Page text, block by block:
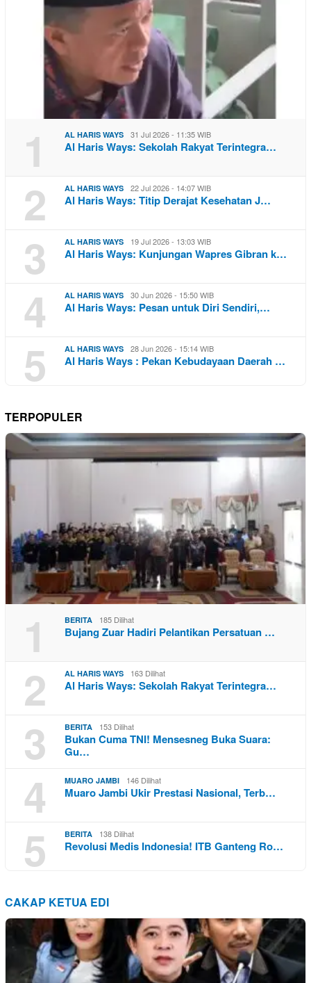
1 AL HARIS WAYS 31 Jul 2026 - 11:35 WIB
Al Haris Ways: Sekolah Rakyat Terintegra…
2 AL HARIS WAYS 22 Jul 2026 - 14:07 WIB
Al Haris Ways: Titip Derajat Kesehatan J…
3 AL HARIS WAYS 19 Jul 2026 - 13:03 WIB
Al Haris Ways: Kunjungan Wapres Gibran k…
4 AL HARIS WAYS 30 Jun 2026 - 15:50 WIB
Al Haris Ways: Pesan untuk Diri Sendiri,…
5 AL HARIS WAYS 28 Jun 2026 - 15:14 WIB
Al Haris Ways : Pekan Kebudayaan Daerah …
TERPOPULER
1 BERITA 185 Dilihat
Bujang Zuar Hadiri Pelantikan Persatuan …
2 AL HARIS WAYS 163 Dilihat
Al Haris Ways: Sekolah Rakyat Terintegra…
3 BERITA 153 Dilihat
Bukan Cuma TNI! Mensesneg Buka Suara:
Gu…
4 MUARO JAMBI 146 Dilihat
Muaro Jambi Ukir Prestasi Nasional, Terb…
5 BERITA 138 Dilihat
Revolusi Medis Indonesia! ITB Ganteng Ro…
CAKAP KETUA EDI